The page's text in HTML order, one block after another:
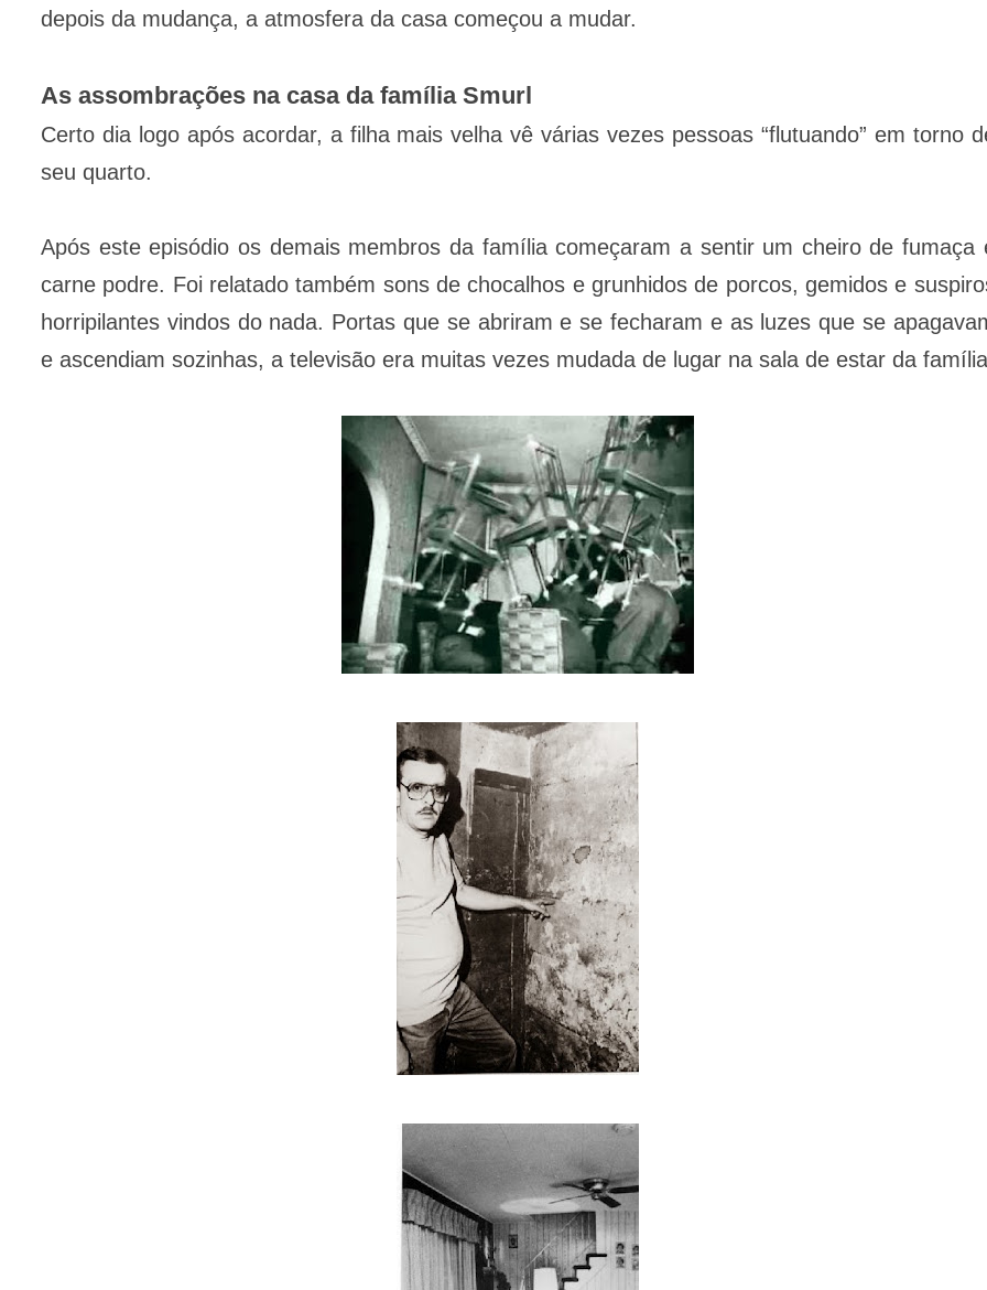
depois da mudança, a atmosfera da casa começou a mudar.
As assombrações na casa da família Smurl
Certo dia logo após acordar, a filha mais velha vê várias vezes pessoas “flutuando” em torno
seu quarto.
Após este episódio os demais membros da família começaram a sentir um cheiro de fumaça
carne podre. Foi relatado também sons de chocalhos e grunhidos de porcos, gemidos e
horripilantes vindos do nada. Portas que se abriram e se fecharam e as luzes que se
e ascendiam sozinhas, a televisão era muitas vezes mudada de lugar na sala de estar da